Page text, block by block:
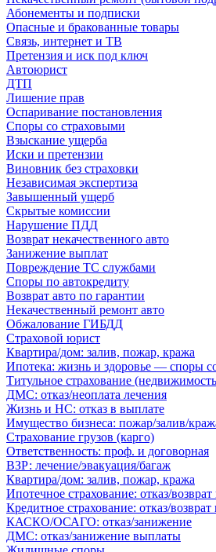
Абонементы и подписки
Опасные и бракованные товары
Связь, интернет и ТВ
Претензия и иск под ключ
Автоюрист
ДТП
Лишение прав
Оспаривание постановления
Споры со страховыми
Взыскание ущерба
Иски и претензии
Виновник без страховки
Независимая экспертиза
Завышенный ущерб
Скрытые комиссии
Нарушение ПДД
Возврат некачественного авто
Занижение выплат
Повреждение ТС службами
Споры по автокредиту
Возврат авто по гарантии
Некачественный ремонт авто
Обжалование ГИБДД
Страховой юрист
Квартира/дом: залив, пожар, кража
Ипотека: жизнь и здоровье — споры
Титульное страхование
ДМС: отказ/неоплата лечения
Жизнь и НС: отказ в выплате
Имущество бизнеса: пожар/залив/
Страхование грузов (карго)
Ответственность: проф. и договорная
ВЗР: лечение/эвакуация/багаж
Квартира/дом: залив, пожар, кража
Ипотечное страхование: отказ/
Кредитное страхование: отказ/
КАСКО/ОСАГО: отказ/занижение
ДМС: отказ/занижение выплаты